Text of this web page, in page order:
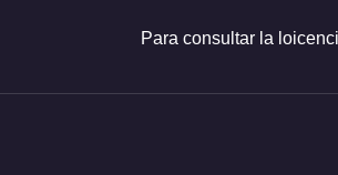
Para consultar la